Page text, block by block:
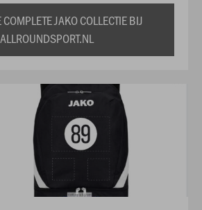
JAKO COLLECTIE BIJ
ALLROUNDSPORT.NL